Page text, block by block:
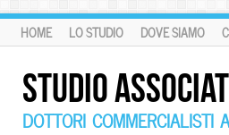
HOME LO STUDIO DOVE SIAMO
STUDIO
DOTTORI COMMERCIALISTI